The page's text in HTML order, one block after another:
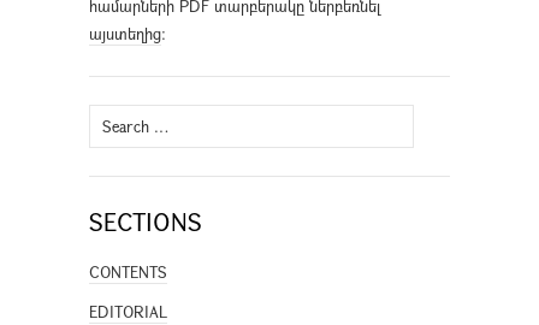
համարների PDF տարբերակը ներբեռնել
այստեղից։
Search
for:
SECTIONS
CONTENTS
EDITORIAL